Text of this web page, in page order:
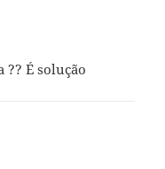
?? É solução